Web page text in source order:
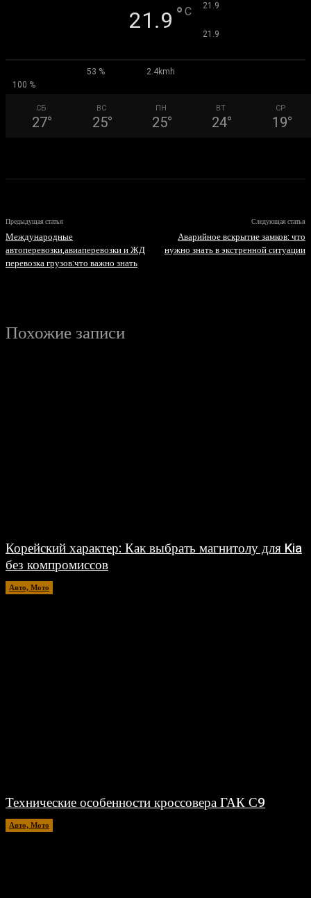
21.9 ° C 21.9
21.9
53 %
2.4kmh
100 %
СБ
27°
ВС
25°
ПН
25°
ВТ
24°
СР
19°
Предыдущая статья
Международные
автоперевозки,авиаперевозки и ЖД
перевозка грузов:что важно знать
Следующая статья
Аварийное вскрытие замков: что
нужно знать в экстренной ситуации
Похожие записи
Корейский характер: Как выбрать магнитолу для Kia
без компромиссов
Авто, Мото
Технические особенности кроссовера ГАК С9
Авто, Мото